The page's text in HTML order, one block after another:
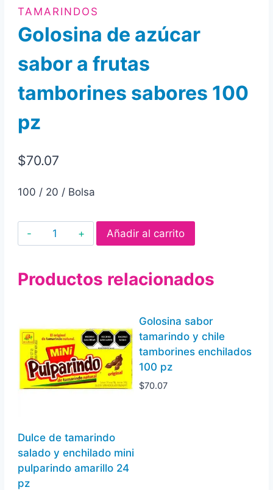
TAMARINDOS
Golosina de azúcar
sabor a frutas
tamborines sabores 100
pz
$70.07
100 / 20 / Bolsa
Golosina
de
sabor
tamborines
sabores
100
pz
cantidad
Añadir al carrito
Productos relacionados
Dulce de tamarindo
salado y enchilado mini
pulparindo amarillo 24
pz
Golosina sabor
tamarindo y chile
tamborines enchilados
100 pz
$70.07